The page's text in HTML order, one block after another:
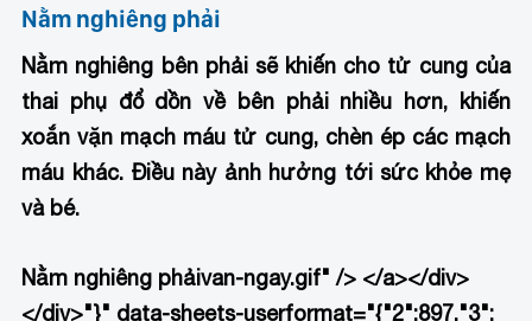
Nằm nghiêng phải
Nằm nghiêng bên phải sẽ khiến cho tử cung của
thai phụ đổ dồn về bên phải nhiều hơn, khiến
xoắn vặn mạch máu tử cung, chèn ép các mạch
máu khác. Điều này ảnh hưởng tới sức khỏe mẹ
và bé.
Nằm nghiêng phảivan-ngay.gif" /> </a></div>
</div>"}" data-sheets-userformat="{"2":897,"3":